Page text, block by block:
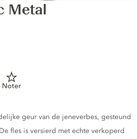
Metal
Noter
geur van de jeneverbes, gesteund
fles is versierd met echte verkoperd